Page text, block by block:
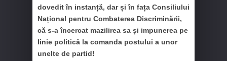
dovedit în instanță, dar și în fața Consiliului
Național pentru Combaterea Discriminării,
că s-a încercat mazilirea sa și impunerea pe
linie politică la comanda postului a unor
unelte de partid!